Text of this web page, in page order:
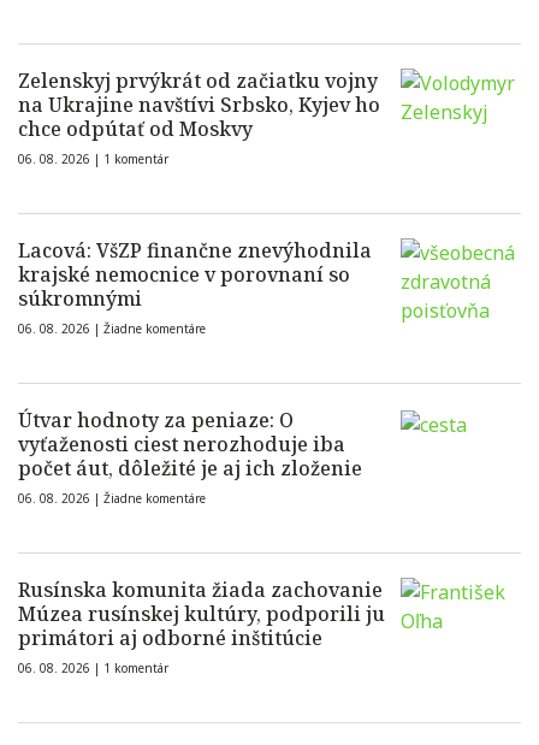
Zelenskyj prvýkrát od začiatku vojny
na Ukrajine navštívi Srbsko, Kyjev ho
chce odpútať od Moskvy
06. 08. 2026 | 1 komentár
Lacová: VšZP finančne znevýhodnila
krajské nemocnice v porovnaní so
súkromnými
06. 08. 2026 | Žiadne komentáre
Útvar hodnoty za peniaze: O
vyťaženosti ciest nerozhoduje iba
počet áut, dôležité je aj ich zloženie
06. 08. 2026 | Žiadne komentáre
Rusínska komunita žiada zachovanie
Múzea rusínskej kultúry, podporili ju
primátori aj odborné inštitúcie
06. 08. 2026 | 1 komentár